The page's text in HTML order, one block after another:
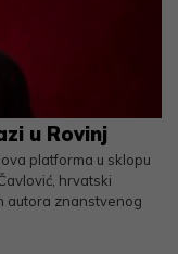
u Rovinj
platforma u sklopu
hrvatski
autora znanstvenog